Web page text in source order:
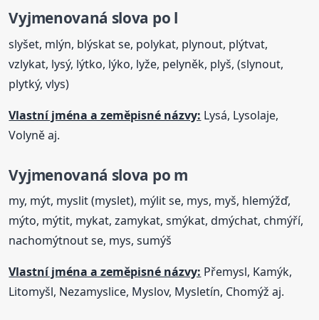
Vyjmenovaná slova po l
slyšet, mlýn, blýskat se, polykat, plynout, plýtvat,
vzlykat, lysý, lýtko, lýko, lyže, pelyněk, plyš, (slynout,
plytký, vlys)
Vlastní jména a zeměpisné názvy: Lysá, Lysolaje,
Volyně aj.
Vyjmenovaná slova po m
my, mýt, myslit (myslet), mýlit se, mys, myš, hlemýžď,
mýto, mýtit, mykat, zamykat, smýkat, dmýchat, chmýří,
nachomýtnout se, mys, sumýš
Vlastní jména a zeměpisné názvy: Přemysl, Kamýk,
Litomyšl, Nezamyslice, Myslov, Mysletín, Chomýž aj.